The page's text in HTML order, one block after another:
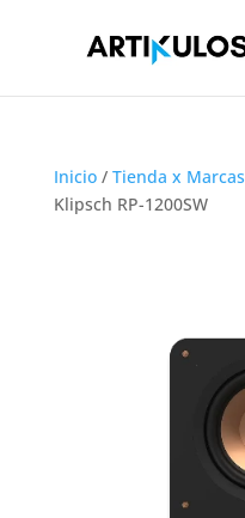
Inicio/ Tienda x Marcas
Klipsch RP-1200SW